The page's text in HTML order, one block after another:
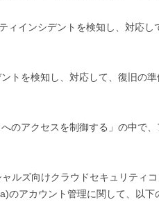
ィインシデントを検知し、対応し
トを検知し、対応して、復旧の準
のアクセスを制御する」の中で、
ルズ向けクラウドセキュリティコ
のアカウント管理に関して、以下